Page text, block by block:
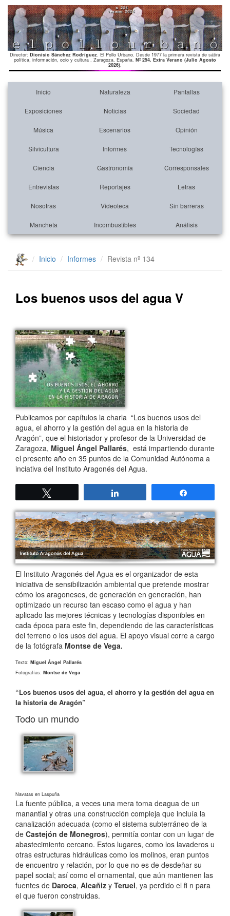
Director: Dionisio Sánchez Rodríguez. El Pollo Urbano. Desde 1977 la primera revista de sátira
política, información, ocio y cultura . Zaragoza. España. Nº 254. Extra Verano (Julio Agosto
2026).
Inicio Naturaleza Pantallas
Exposiciones Noticias Sociedad
Música Escenarios Opinión
Silvicultura Informes Tecnologías
Ciencia Gastronomía Corresponsales
Entrevistas Reportajes Letras
Nosotras Videoteca Sin barreras
Mancheta Incombustibles Análisis
Inicio Informes Revista nº 134
Los buenos usos del agua V
Publicamos por capítulos la charla “Los buenos usos del
agua, el ahorro y la gestión del agua en la historia de
Aragón”, que el historiador y profesor de la Universidad de
Zaragoza, Miguel Ángel Pallarés, está impartiendo durante
el presente año en 35 puntos de la Comunidad Autónoma a
inciativa del Instituto Aragonés del Agua.
El Instituto Aragonés del Agua es el organizador de esta
iniciativa de sensibilización ambiental que pretende mostrar
cómo los aragoneses, de generación en generación, han
optimizado un recurso tan escaso como el agua y han
aplicado las mejores técnicas y tecnologías disponibles en
cada época para este fin, dependiendo de las características
del terreno o los usos del agua. El apoyo visual corre a cargo
de la fotógrafa Montse de Vega.
Texto: Miguel Ángel Pallarés
Fotografías: Montse de Vega
“Los buenos usos del agua, el ahorro y la gestión del agua en
la historia de Aragón”
Todo un mundo
Navatas en Laspuña
La fuente pública, a veces una mera toma deagua de un
manantial y otras una construcción compleja que incluía la
canalización adecuada (como el sistema subterráneo de la
de Castejón de Monegros), permitía contar con un lugar de
abastecimiento cercano. Estos lugares, como los lavaderos u
otras estructuras hidráulicas como los molinos, eran puntos
de encuentro y relación, por lo que no es de desdeñar su
papel social; así como el ornamental, que aún mantienen las
fuentes de Daroca, Alcañiz y Teruel, ya perdido el fi n para
el que fueron construidas.